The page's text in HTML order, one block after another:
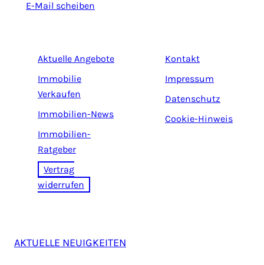
E-Mail scheiben
Aktuelle Angebote
Immobilie
Verkaufen
Immobilien-News
Immobilien-
Ratgeber
Vertrag
widerrufen
Kontakt
Impressum
Datenschutz
Cookie-Hinweis
AKTUELLE NEUIGKEITEN